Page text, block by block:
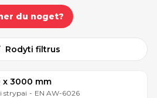
du noget?
Rodyti filtrus
x 3000 mm
strypai - EN AW-6026